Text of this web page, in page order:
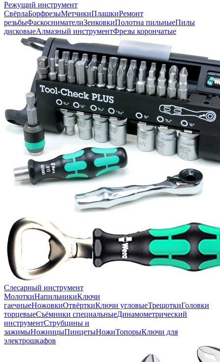
Режущий инструмент
СвёрлаБорфрезыМетчикиПлашкиРемонт
резьбыФаскоснимателиЗенковкиПолотна пильныеПилы
дисковыеАлмазный инструментФрезы корончатые
Слесарный инструмент
МолоткиНапильникиКлючи
гаечныеНожовкиОтвёрткиКлючи угловыеТрещоткиГоловки
торцевыеСъёмники специальныеДинамометрический
инструментСтрубцины и
зажимыНожницыПинцетыНожиТопорыКлючи для
электрошкафов